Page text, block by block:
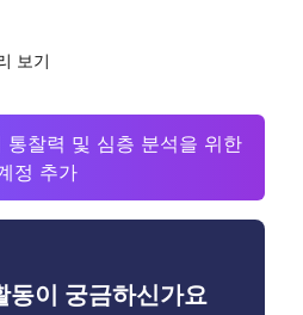
보기
찰력 및 심층 분석을 위한
정 추가
이 궁금하신가요